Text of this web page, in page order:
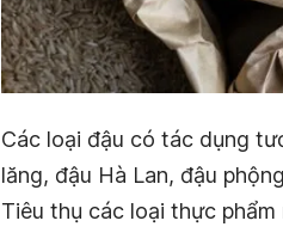
Các loại đậu có tác dụng
lăng, đậu Hà Lan, đậu
Tiêu thụ các loại thực